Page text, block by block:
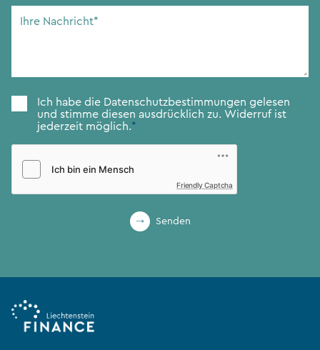
Adresse*
Zustimmung*
Ich habe die Datenschutzbestimmungen gelesen
und stimme diesen ausdrücklich zu. Widerruf ist
jederzeit möglich.*
Friendly Captcha
Senden